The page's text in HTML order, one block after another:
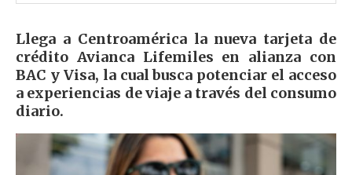
Llega a Centroamérica la nueva tarjeta de
crédito Avianca Lifemiles en alianza con
BAC y Visa, la cual busca potenciar el acceso
a experiencias de viaje a través del consumo
diario.